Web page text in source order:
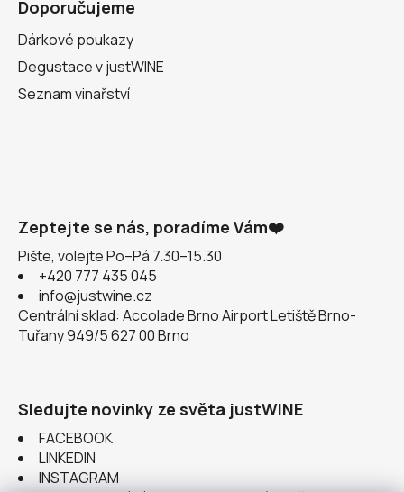
Doporučujeme
Dárkové poukazy
Degustace v justWINE
Seznam vinařství
Zeptejte se nás, poradíme Vám❤️
Pište, volejte Po–Pá 7.30–15.30
+420 777 435 045
info@justwine.cz
Centrální sklad: Accolade Brno Airport Letiště Brno-
Tuřany 949/5 627 00 Brno
Sledujte novinky ze světa justWINE
FACEBOOK
LINKEDIN
INSTAGRAM